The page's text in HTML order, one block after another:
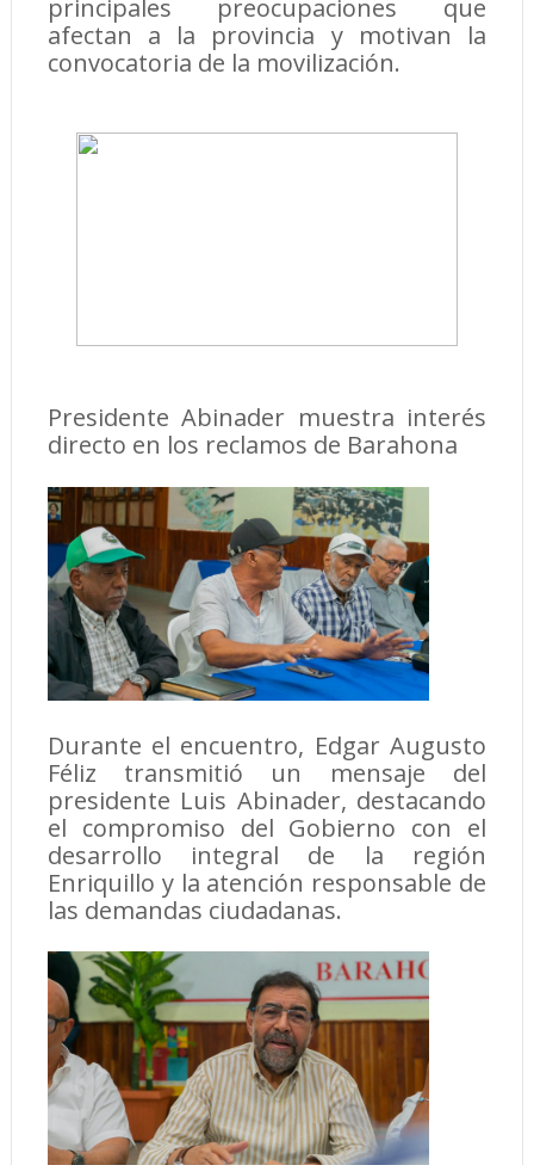
principales preocupaciones que
afectan a la provincia y motivan la
convocatoria de la movilización.
Presidente Abinader muestra interés
directo en los reclamos de Barahona
Durante el encuentro, Edgar Augusto
Féliz transmitió un mensaje del
presidente Luis Abinader, destacando
el compromiso del Gobierno con el
desarrollo integral de la región
Enriquillo y la atención responsable de
las demandas ciudadanas.